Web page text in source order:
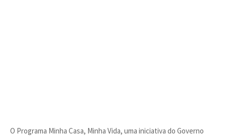
O Programa Minha Casa, Minha Vida, uma iniciativa do Governo